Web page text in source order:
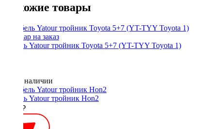
Похожие товары
Кабель Yatour тройник Toyota 5+7 (YT-TYY Toyota 1)
Нет в наличии
Кабель Yatour тройник Hon2
1000 ₽